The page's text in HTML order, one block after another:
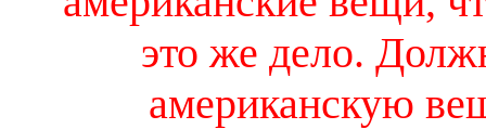
это же дело.
американскую